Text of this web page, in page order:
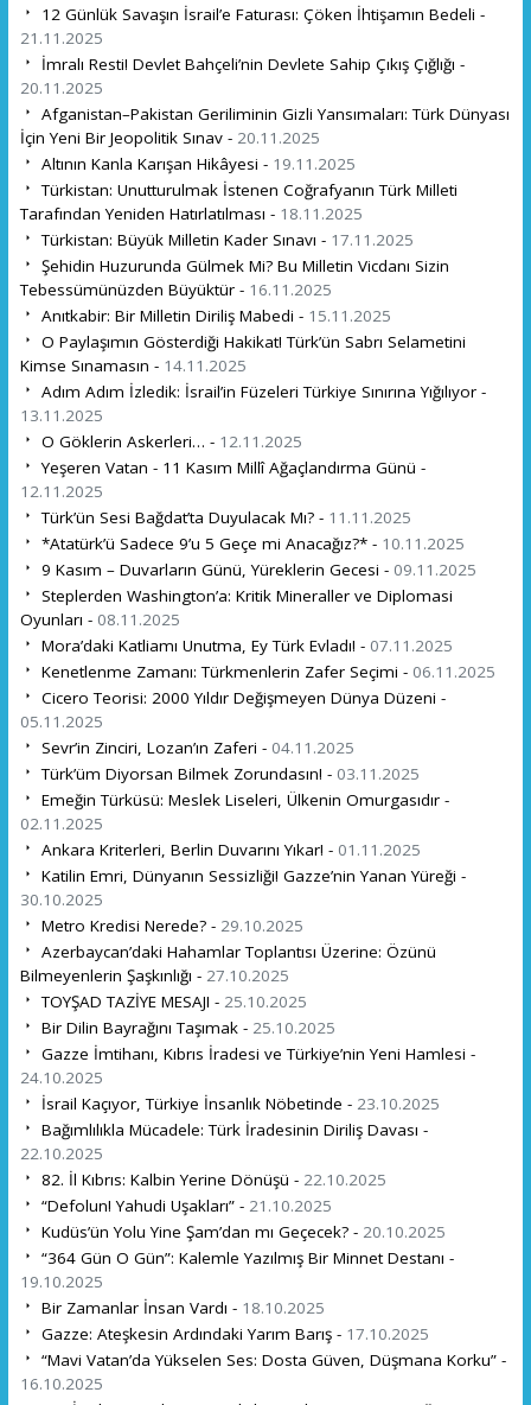
12 Günlük Savaşın İsrail’e Faturası: Çöken İhtişamın Bedeli -
21.11.2025
İmralı Resti! Devlet Bahçeli’nin Devlete Sahip Çıkış Çığlığı -
20.11.2025
Afganistan–Pakistan Geriliminin Gizli Yansımaları: Türk Dünyası
İçin Yeni Bir Jeopolitik Sınav - 20.11.2025
Altının Kanla Karışan Hikâyesi - 19.11.2025
Türkistan: Unutturulmak İstenen Coğrafyanın Türk Milleti
Tarafından Yeniden Hatırlatılması - 18.11.2025
Türkistan: Büyük Milletin Kader Sınavı - 17.11.2025
Şehidin Huzurunda Gülmek Mi? Bu Milletin Vicdanı Sizin
Tebessümünüzden Büyüktür - 16.11.2025
Anıtkabir: Bir Milletin Diriliş Mabedi - 15.11.2025
O Paylaşımın Gösterdiği Hakikat! Türk’ün Sabrı Selametini
Kimse Sınamasın - 14.11.2025
Adım Adım İzledik: İsrail’in Füzeleri Türkiye Sınırına Yığılıyor -
13.11.2025
O Göklerin Askerleri… - 12.11.2025
Yeşeren Vatan - 11 Kasım Millî Ağaçlandırma Günü -
12.11.2025
Türk’ün Sesi Bağdat’ta Duyulacak Mı? - 11.11.2025
*Atatürk’ü Sadece 9’u 5 Geçe mi Anacağız?* - 10.11.2025
9 Kasım – Duvarların Günü, Yüreklerin Gecesi - 09.11.2025
Steplerden Washington’a: Kritik Mineraller ve Diplomasi
Oyunları - 08.11.2025
Mora’daki Katliamı Unutma, Ey Türk Evladı! - 07.11.2025
Kenetlenme Zamanı: Türkmenlerin Zafer Seçimi - 06.11.2025
Cicero Teorisi: 2000 Yıldır Değişmeyen Dünya Düzeni -
05.11.2025
Sevr’in Zinciri, Lozan’ın Zaferi - 04.11.2025
Türk’üm Diyorsan Bilmek Zorundasın! - 03.11.2025
Emeğin Türküsü: Meslek Liseleri, Ülkenin Omurgasıdır -
02.11.2025
Ankara Kriterleri, Berlin Duvarını Yıkar! - 01.11.2025
Katilin Emri, Dünyanın Sessizliği! Gazze’nin Yanan Yüreği -
30.10.2025
Metro Kredisi Nerede? - 29.10.2025
Azerbaycan’daki Hahamlar Toplantısı Üzerine: Özünü
Bilmeyenlerin Şaşkınlığı - 27.10.2025
TOYŞAD TAZİYE MESAJI - 25.10.2025
Bir Dilin Bayrağını Taşımak - 25.10.2025
Gazze İmtihanı, Kıbrıs İradesi ve Türkiye’nin Yeni Hamlesi -
24.10.2025
İsrail Kaçıyor, Türkiye İnsanlık Nöbetinde - 23.10.2025
Bağımlılıkla Mücadele: Türk İradesinin Diriliş Davası -
22.10.2025
82. İl Kıbrıs: Kalbin Yerine Dönüşü - 22.10.2025
“Defolun! Yahudi Uşakları” - 21.10.2025
Kudüs’ün Yolu Yine Şam’dan mı Geçecek? - 20.10.2025
“364 Gün O Gün”: Kalemle Yazılmış Bir Minnet Destanı -
19.10.2025
Bir Zamanlar İnsan Vardı - 18.10.2025
Gazze: Ateşkesin Ardındaki Yarım Barış - 17.10.2025
“Mavi Vatan’da Yükselen Ses: Dosta Güven, Düşmana Korku” -
16.10.2025